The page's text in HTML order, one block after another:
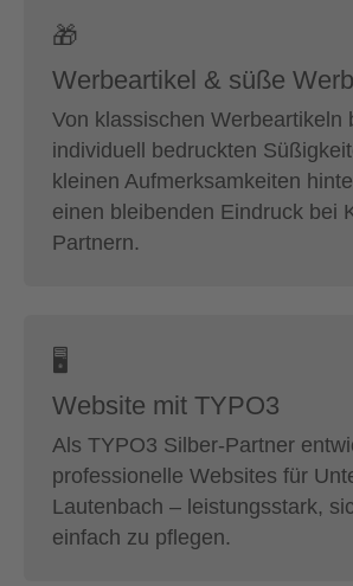
🎁
Werbeartikel & süße
Von klassischen Werbeartikeln
individuell bedruckten
kleinen Aufmerksamkeiten
einen bleibenden Eindruck bei
Partnern.
🖥
Website mit TYPO3
Als TYPO3 Silber-Partner
professionelle Websites für
Lautenbach – leistungsstark,
einfach zu pflegen.